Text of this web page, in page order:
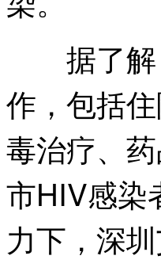
据了解
作，包括
毒治疗、
市HIV感染
力下，深